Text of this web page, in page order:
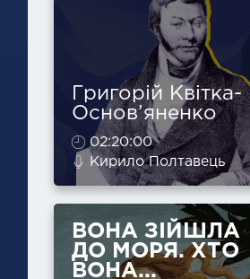
Григорій Квітка-
Основ’яненко
02:20:00
Кирило Полтавець
ВОНА ЗІЙШЛА
ДО МОРЯ. ХТО
ВОНА...